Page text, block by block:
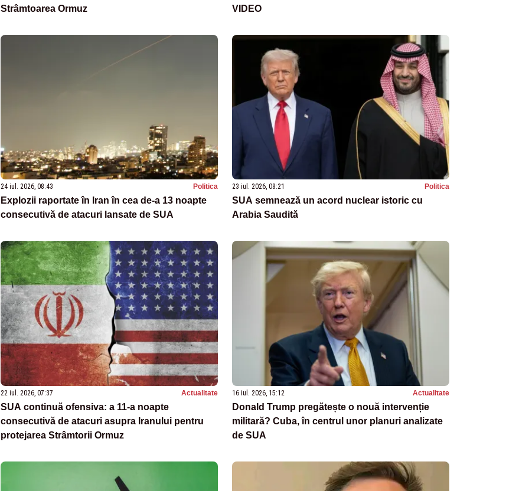
Strâmtoarea Ormuz
VIDEO
24 iul. 2026, 08:43 Politica
Explozii raportate în Iran în cea de-a 13 noapte
consecutivă de atacuri lansate de SUA
23 iul. 2026, 08:21 Politica
SUA semnează un acord nuclear istoric cu
Arabia Saudită
22 iul. 2026, 07:37 Actualitate
SUA continuă ofensiva: a 11-a noapte
consecutivă de atacuri asupra Iranului pentru
protejarea Strâmtorii Ormuz
16 iul. 2026, 15:12 Actualitate
Donald Trump pregătește o nouă intervenție
militară? Cuba, în centrul unor planuri analizate
de SUA